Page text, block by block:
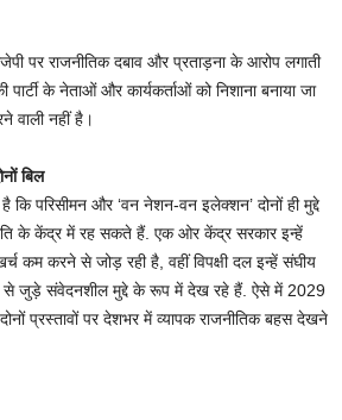
पर राजनीतिक दबाव और प्रताड़ना के आरोप लगाती
के नेताओं और कार्यकर्ताओं को निशाना बनाया जा
वाली नहीं है।
बिल
है कि परिसीमन और ‘वन नेशन-वन इलेक्शन’ दोनों ही मुद्दे
के केंद्र में रह सकते हैं. एक ओर केंद्र सरकार इन्हें
कम करने से जोड़ रही है, वहीं विपक्षी दल इन्हें संघीय
से जुड़े संवेदनशील मुद्दे के रूप में देख रहे हैं. ऐसे में 2029
प्रस्तावों पर देशभर में व्यापक राजनीतिक बहस देखने